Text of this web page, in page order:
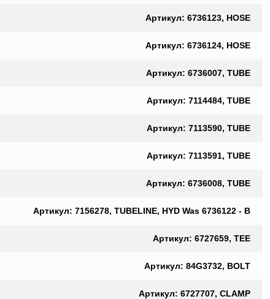
Артикул: 6736123, HOSE
Артикул: 6736124, HOSE
Артикул: 6736007, TUBE
Артикул: 7114484, TUBE
Артикул: 7113590, TUBE
Артикул: 7113591, TUBE
Артикул: 6736008, TUBE
Артикул: 7156278, TUBELINE, HYD Was 6736122 - B
Артикул: 6727659, TEE
Артикул: 84G3732, BOLT
Артикул: 6727707, CLAMP